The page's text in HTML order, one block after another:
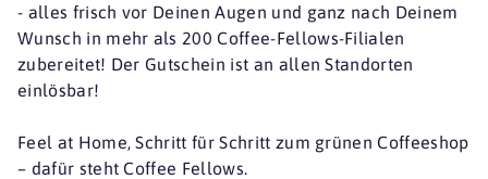
- alles frisch vor Deinen Augen und ganz nach Deinem
Wunsch in mehr als 200 Coffee-Fellows-Filialen
zubereitet! Der Gutschein ist an allen Standorten
einlösbar!
Feel at Home, Schritt für Schritt zum grünen Coffeeshop
– dafür steht Coffee Fellows.